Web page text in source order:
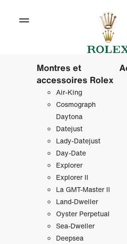
Montres et
accessoires Rolex
Air‑King
Cosmograph
Daytona
Datejust
Lady‑Datejust
Day‑Date
Explorer
Explorer II
La GMT‑Master II
Land-Dweller
Oyster Perpetual
Sea-Dweller
Deepsea